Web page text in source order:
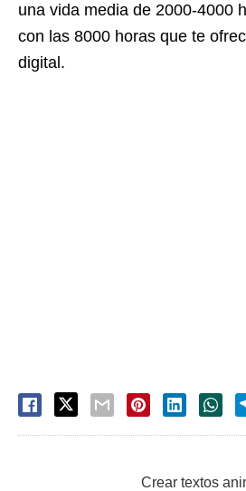
una vida media de 2000-4000
con las 8000 horas que te
digital.
Crear textos